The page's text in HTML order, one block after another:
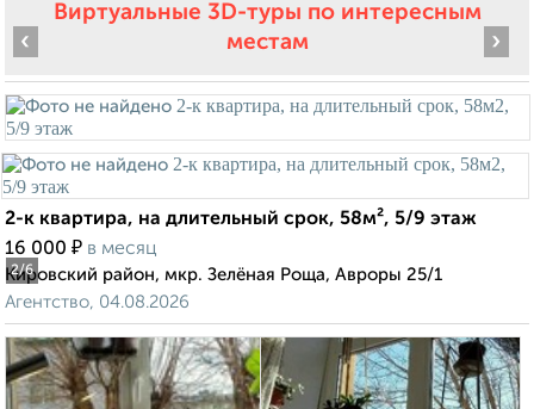
Виртуальные 3D-туры по интересным
местам
2/6
‹ ›
2-к квартира, на длительный срок, 58м², 5/9 этаж
16 000 ₽ в месяц
Кировский район, мкр. Зелёная Роща, Авроры 25/1
Агентство, 04.08.2026